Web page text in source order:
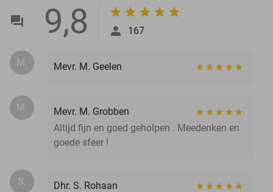
9,8 167
M. Mevr. M. Geelen
M.
Mevr. M. Grobben
Altijd fijn en goed geholpen . Meedenken en
goede sfeer !
S.
Dhr. S. Rohaan